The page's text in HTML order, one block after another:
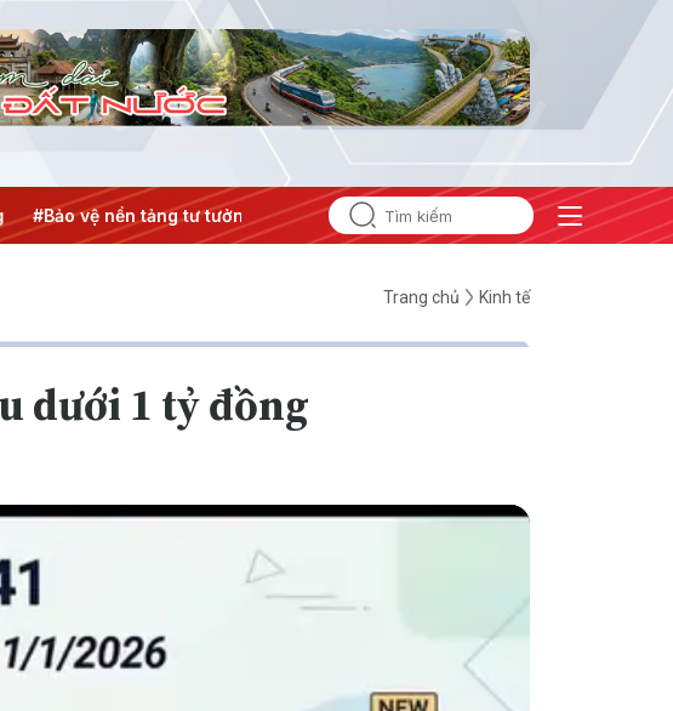
vệ nền tảng tư tưởng của Đảng #Hội nghị Trung ương 3
Trang chủ Kinh tế
dưới 1 tỷ đồng